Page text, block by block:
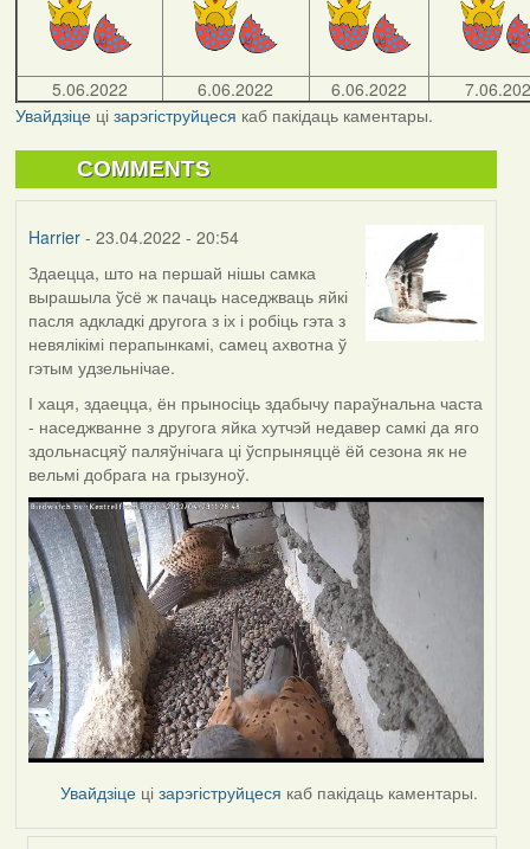
5.06.2022 6.06.2022 6.06.2022
Увайдзіцеці зарэгіструйцеся каб пакідаць каментары.
COMMENTS
Harrier- 23.04.2022 - 20:54
Здаецца, што на першай нішы самка
вырашыла ўсё ж пачаць наседжваць яйкі
пасля адкладкі другога з іх і робіць гэта з
невялікімі перапынкамі, самец ахвотна ў
гэтым удзельнічае.
І хаця, здаецца, ён прыносіць здабычу параўнальна часта
- наседжванне з другога яйка хутчэй недавер самкі да яго
здольнасцяў паляўнічага ці ўспрыняццё ёй сезона як не
вельмі добрага на грызуноў.
Увайдзіце цізарэгіструйцеся каб пакідаць каментары.